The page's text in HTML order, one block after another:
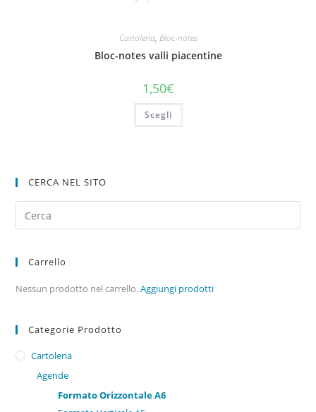
Cartoleria, Bloc-notes
Bloc-notes valli piacentine
1,50€
Scegli
CERCA NEL SITO
Carrello
Nessun prodotto nel carrello.Aggiungi prodotti
Categorie Prodotto
Cartoleria
Agende
Formato Orizzontale A6